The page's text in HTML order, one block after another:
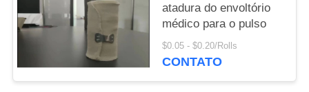
atadura do envoltório
médico para o pulso
$0.05 - $0.20/Rolls
CONTATO